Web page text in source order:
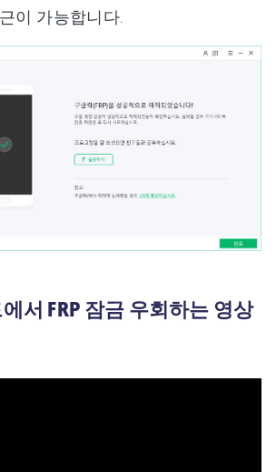
이 가능합니다.
서 FRP 잠금 우회하는 영상